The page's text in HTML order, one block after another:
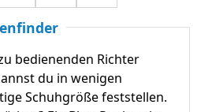
bedienenden Richter
du in wenigen
Schuhgröße feststellen.